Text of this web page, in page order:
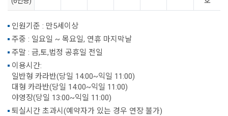
인원기준 : 만5세이상
주중 : 일요일 ~ 목요일, 연휴 마지막날
주말 : 금,토,법정 공휴일 전일
이용시간:
일반형 카라반(당일 14:00~익일 11:00)
대형 카라반(당일 14:00~익일 11:00)
야영장(당일 13:00~익일 11:00)
퇴실시간 초과시(예약자가 있는 경우 연장 불가)